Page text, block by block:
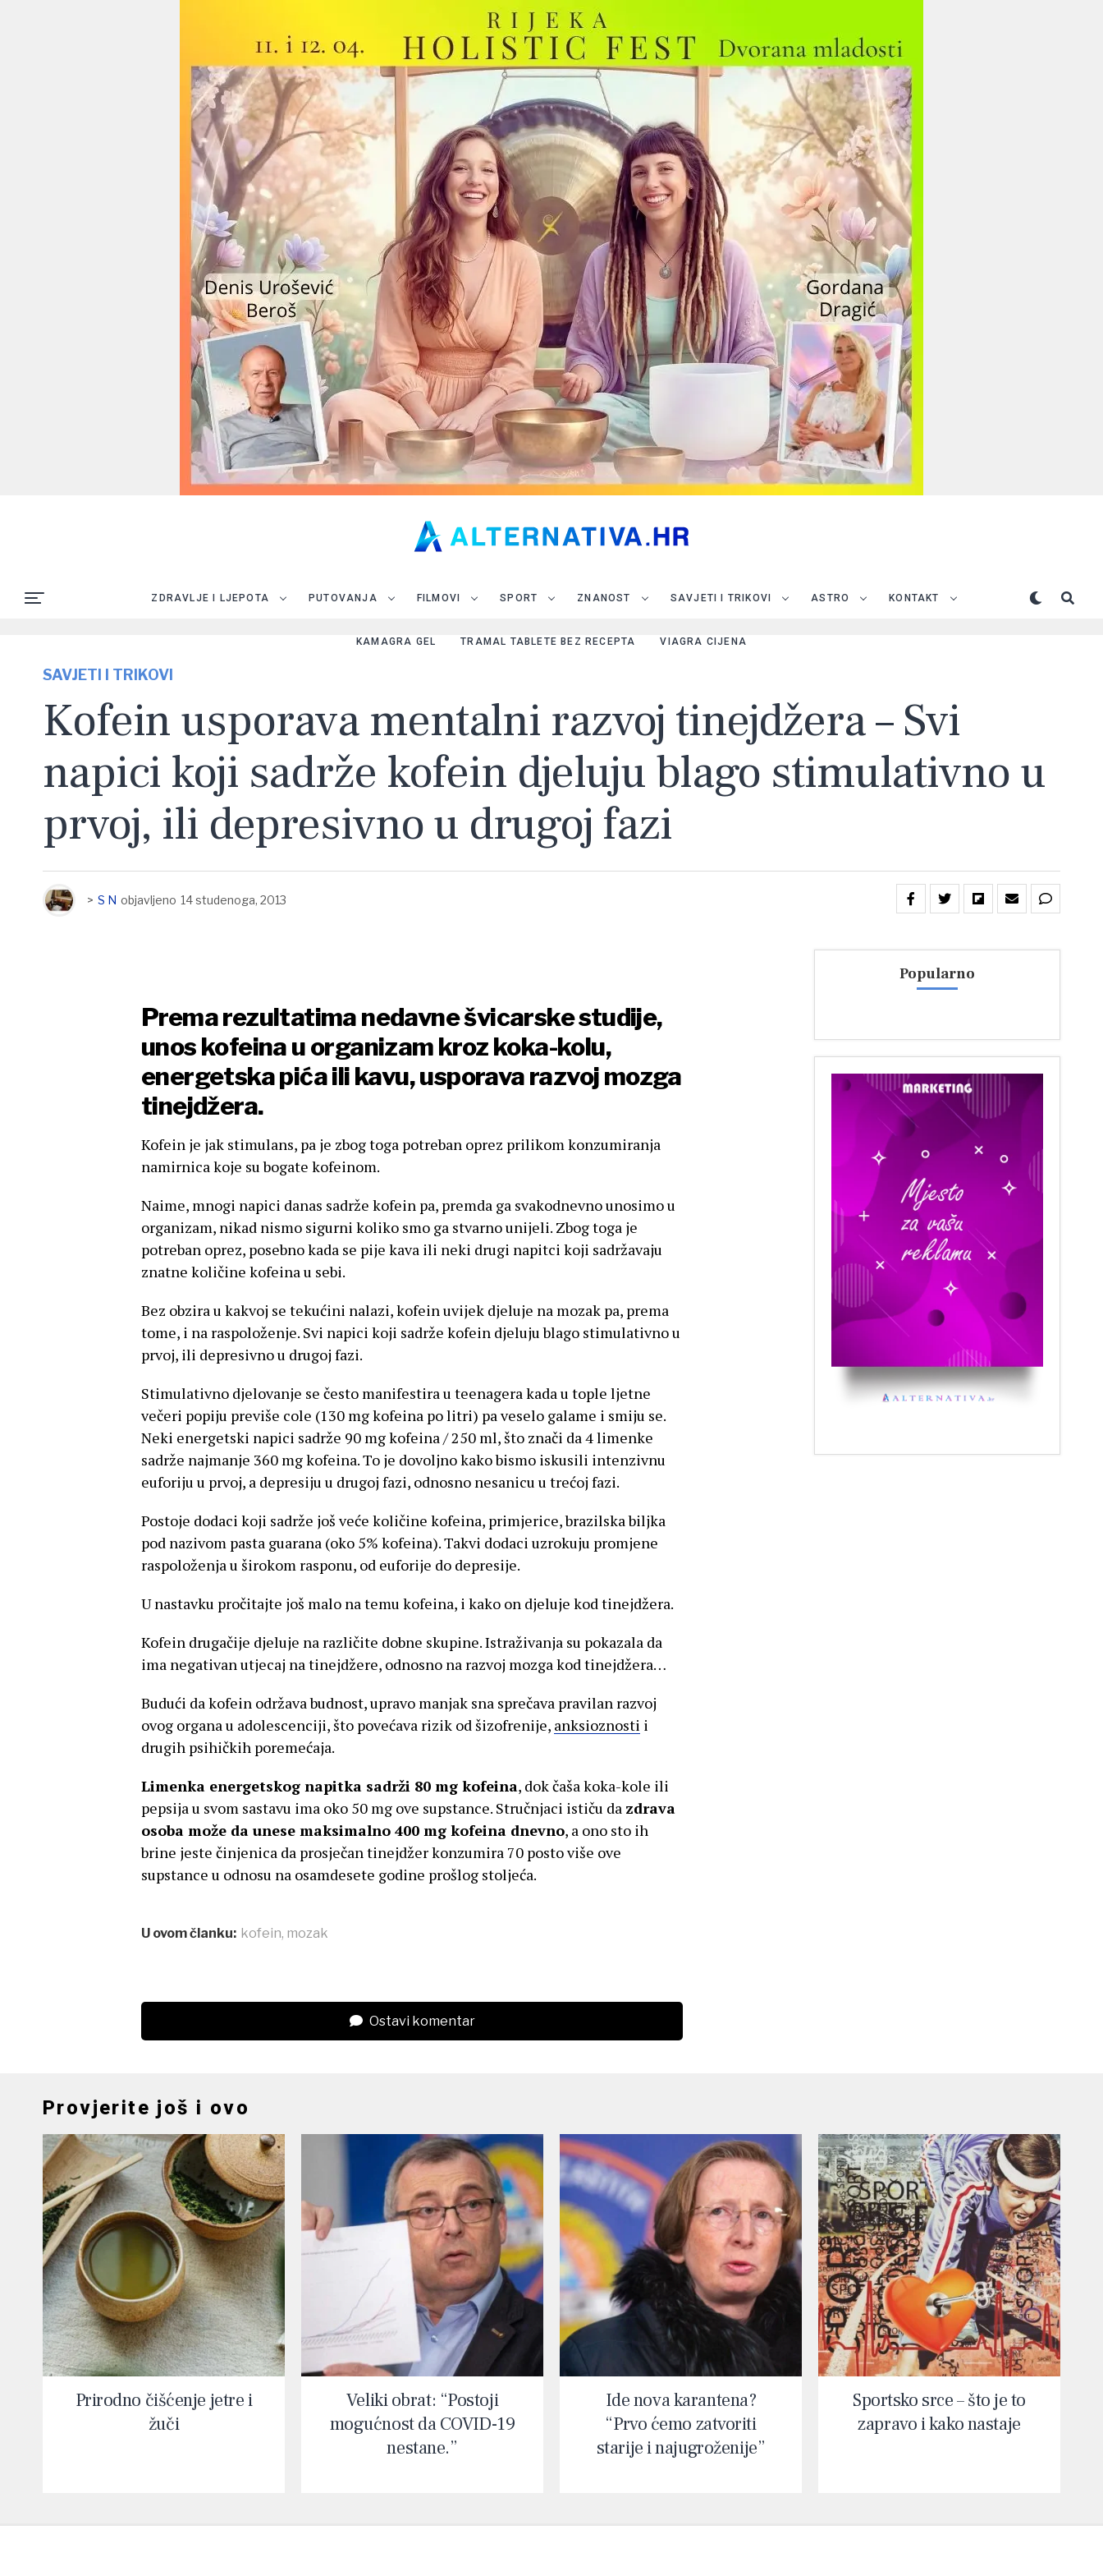
ZDRAVLJE I LJEPOTA PUTOVANJA FILMOVI SPORT ZNANOST SAVJETI I TRIKOVI ASTRO KONTAKT
KAMAGRA GEL TRAMAL TABLETE BEZ RECEPTA VIAGRA CIJENA
SAVJETI I TRIKOVI
Kofein usporava mentalni razvoj tinejdžera – Svi
napici koji sadrže kofein djeluju blago stimulativno u
prvoj, ili depresivno u drugoj fazi
> S N objavljeno 14 studenoga, 2013
Prema rezultatima nedavne švicarske studije,
unos kofeina u organizam kroz koka-kolu,
energetska pića ili kavu, usporava razvoj mozga
tinejdžera.
Kofein je jak stimulans, pa je zbog toga potreban oprez prilikom konzumiranja
namirnica koje su bogate kofeinom.
Naime, mnogi napici danas sadrže kofein pa, premda ga svakodnevno unosimo u
organizam, nikad nismo sigurni koliko smo ga stvarno unijeli. Zbog toga je
potreban oprez, posebno kada se pije kava ili neki drugi napitci koji sadržavaju
znatne količine kofeina u sebi.
Bez obzira u kakvoj se tekućini nalazi, kofein uvijek djeluje na mozak pa, prema
tome, i na raspoloženje. Svi napici koji sadrže kofein djeluju blago stimulativno u
prvoj, ili depresivno u drugoj fazi.
Stimulativno djelovanje se često manifestira u teenagera kada u tople ljetne
večeri popiju previše cole (130 mg kofeina po litri) pa veselo galame i smiju se.
Neki energetski napici sadrže 90 mg kofeina / 250 ml, što znači da 4 limenke
sadrže najmanje 360 mg kofeina. To je dovoljno kako bismo iskusili intenzivnu
euforiju u prvoj, a depresiju u drugoj fazi, odnosno nesanicu u trećoj fazi.
Postoje dodaci koji sadrže još veće količine kofeina, primjerice, brazilska biljka
pod nazivom pasta guarana (oko 5% kofeina). Takvi dodaci uzrokuju promjene
raspoloženja u širokom rasponu, od euforije do depresije.
U nastavku pročitajte još malo na temu kofeina, i kako on djeluje kod tinejdžera.
Kofein drugačije djeluje na različite dobne skupine. Istraživanja su pokazala da
ima negativan utjecaj na tinejdžere, odnosno na razvoj mozga kod tinejdžera…
Budući da kofein održava budnost, upravo manjak sna sprečava pravilan razvoj
ovog organa u adolescenciji, što povećava rizik od šizofrenije, anksioznosti i
drugih psihičkih poremećaja.
Limenka energetskog napitka sadrži 80 mg kofeina, dok čaša koka-kole ili
pepsija u svom sastavu ima oko 50 mg ove supstance. Stručnjaci ističu da zdrava
osoba može da unese maksimalno 400 mg kofeina dnevno, a ono sto ih
brine jeste činjenica da prosječan tinejdžer konzumira 70 posto više ove
supstance u odnosu na osamdesete godine prošlog stoljeća.
U ovom članku: kofein, mozak
Ostavi komentar
Popularno
Provjerite još i ovo
Prirodno čišćenje jetre i
žuči
Veliki obrat: “Postoji
mogućnost da COVID-19
nestane.”
Ide nova karantena?
“Prvo ćemo zatvoriti
starije i najugroženije”
Sportsko srce – što je to
zapravo i kako nastaje